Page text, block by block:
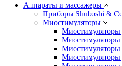
Аппараты и массажеры
Приборы Shuboshi &
Миостимуляторы
Миостимуляторы
Миостимуляторы
Миостимуляторы
Миостимуляторы